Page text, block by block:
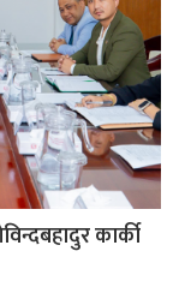
कार्की